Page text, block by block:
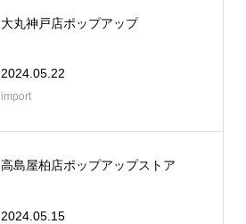
大丸神戸店ポップアップ
2024.05.22
import
高島屋柏店ポップアップストア
2024.05.15